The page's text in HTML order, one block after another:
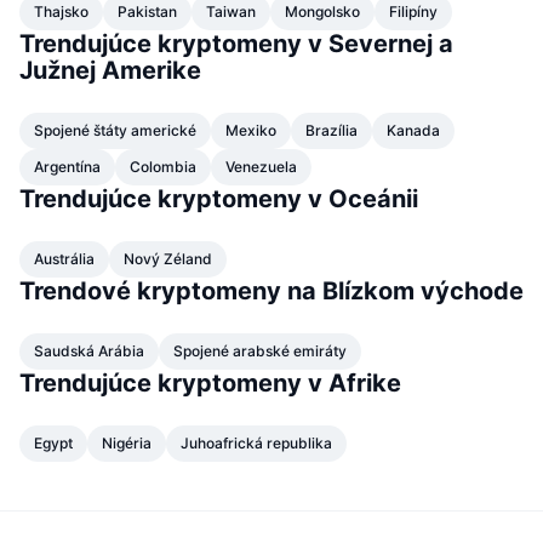
Thajsko
Pakistan Taiwan Mongolsko Filipíny
Trendujúce kryptomeny v Severnej a
Južnej Amerike
Spojené štáty americké Mexiko Brazília
Kanada
Argentína
Colombia Venezuela
Trendujúce kryptomeny v Oceánii
Austrália Nový Zéland
Trendové kryptomeny na Blízkom východe
Saudská Arábia Spojené arabské emiráty
Trendujúce kryptomeny v Afrike
Egypt Nigéria Juhoafrická republika